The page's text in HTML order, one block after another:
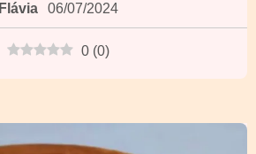
Flávia 06/07/2024
0 (0)